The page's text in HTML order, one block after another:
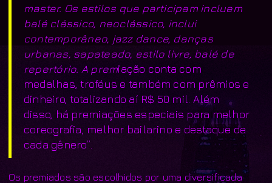
master. Os estilos que participam incluem
balé clássico, neoclássico, inclui
contemporâneo, jazz dance, danças
urbanas, sapateado, estilo livre, balé de
repertório. A premiação conta com
medalhas, troféus e também com prêmios e
dinheiro, totalizando aí R$ 50 mil. Além
disso, há premiações especiais para melhor
coreografia, melhor bailarino e destaque de
cada gênero”.
Os premiados são escolhidos por uma diversificada